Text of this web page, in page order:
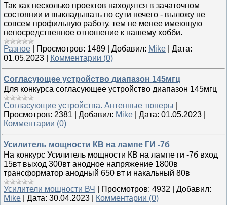
Так как несколько проектов находятся в зачаточном
состоянии и выкладывать по сути нечего - выложу не
совсем профильную работу, тем не менее имеющую
непосредственное отношение к нашему хобби.
Разное
Просмотров: 1489 Добавил: Mike
Дата:
01.05.2023
Комментарии (0)
Cогласующее устройство диапазон 145мгц
Для конкурса согласующее устройство диапазон 145мгц
Согласующие устройства. Антенные тюнеры
Просмотров: 2381 Добавил: Mike Дата: 01.05.2023
Комментарии (0)
Усилитель мощности КВ на лампе ГИ -7б
На конкурс Усилитель мощности КВ на лампе ги -7б вход
15вт выход 300вт анодное напряжение 1800в
трансформатор анодный 650 вт и накальный 80в
Усилители мощности ВЧ
Просмотров: 4932
Добавил:
Mike
Дата: 30.04.2023 Комментарии (0)